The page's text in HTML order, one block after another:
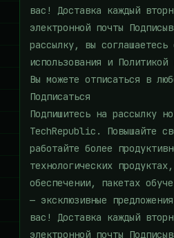
вас! Доставка каждый
электронной почты
рассылку, вы соглашаетесь
использования и Политикой
Вы можете отписаться в
Подписаться
Подпишитесь на рассылку
TechRepublic. Повышайте
работайте более
технологических
обеспечении, пакетах
— эксклюзивные
вас! Доставка каждый
электронной почты